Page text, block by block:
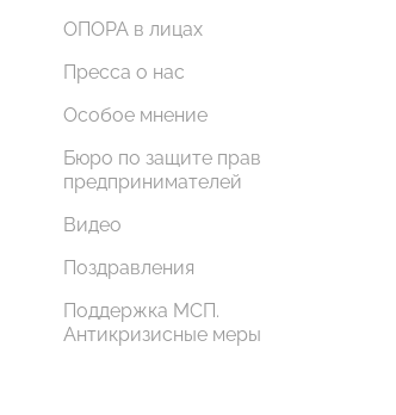
ОПОРА в лицах
Пресса о нас
Особое мнение
Бюро по защите прав
предпринимателей
Видео
Поздравления
Поддержка МСП.
Антикризисные меры